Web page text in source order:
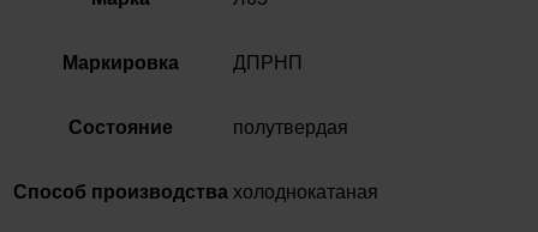
Маркировка ДПРНП
Состояние полутвердая
Способ производства холоднокатаная